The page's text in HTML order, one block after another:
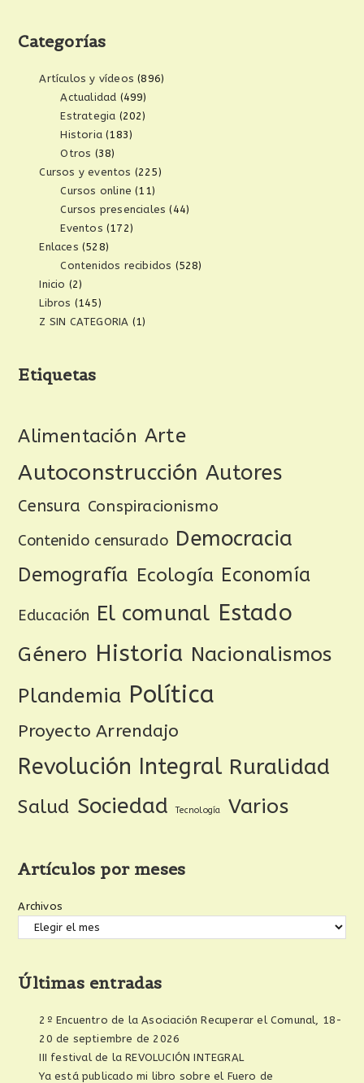
Categorías
Artículos y vídeos (896)
Actualidad (499)
Estrategia (202)
Historia (183)
Otros (38)
Cursos y eventos (225)
Cursos online (11)
Cursos presenciales (44)
Eventos (172)
Enlaces (528)
Contenidos recibidos (528)
Inicio (2)
Libros (145)
Z SIN CATEGORIA (1)
Etiquetas
Alimentación Arte
Autoconstrucción Autores
Censura Conspiracionismo
Contenido censurado Democracia
Demografía Ecología Economía
Educación El comunal Estado
Género Historia Nacionalismos
Plandemia Política
Proyecto Arrendajo
Revolución Integral Ruralidad
Salud Sociedad Tecnología Varios
Artículos por meses
Archivos
Últimas entradas
2º Encuentro de la Asociación Recuperar el Comunal, 18-
20 de septiembre de 2026
III festival de la REVOLUCIÓN INTEGRAL
Ya está publicado mi libro sobre el Fuero de